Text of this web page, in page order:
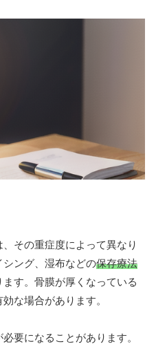
その重症度によって異なり
シング、湿布などの保存療法
す。骨膜が厚くなっている
な場合があります。
必要になることがあります。